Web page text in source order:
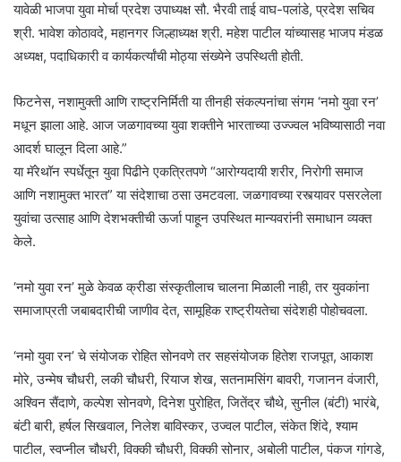
यावेळी भाजपा युवा मोर्चा प्रदेश उपाध्यक्ष सौ. भैरवी ताई वाघ-पलांडे, प्रदेश सचिव
श्री. भावेश कोठावदे, महानगर जिल्हाध्यक्ष श्री. महेश पाटील यांच्यासह भाजप मंडळ
अध्यक्ष, पदाधिकारी व कार्यकर्त्यांची मोठ्या संख्येने उपस्थिती होती.
फिटनेस, नशामुक्ती आणि राष्ट्रनिर्मिती या तीनही संकल्पनांचा संगम ‘नमो युवा रन’
मधून झाला आहे. आज जळगावच्या युवा शक्तीने भारताच्या उज्ज्वल भविष्यासाठी नवा
आदर्श घालून दिला आहे.”
या मॅरेथॉन स्पर्धेतून युवा पिढीने एकत्रितपणे “आरोग्यदायी शरीर, निरोगी समाज
आणि नशामुक्त भारत” या संदेशाचा ठसा उमटवला. जळगावच्या रस्त्यावर पसरलेला
युवांचा उत्साह आणि देशभक्तीची ऊर्जा पाहून उपस्थित मान्यवरांनी समाधान व्यक्त
केले.
‘नमो युवा रन’ मुळे केवळ क्रीडा संस्कृतीलाच चालना मिळाली नाही, तर युवकांना
समाजाप्रती जबाबदारीची जाणीव देत, सामूहिक राष्ट्रीयतेचा संदेशही पोहोचवला.
‘नमो युवा रन’ चे संयोजक रोहित सोनवणे तर सहसंयोजक हितेश राजपूत, आकाश
मोरे, उन्मेष चौधरी, लकी चौधरी, रियाज शेख, सतनामसिंग बावरी, गजानन वंजारी,
अश्विन सैंदाणे, कल्पेश सोनवणे, दिनेश पुरोहित, जितेंद्र चौथे, सुनील (बंटी) भारंबे,
बंटी बारी, हर्षल सिखवाल, निलेश बाविस्कर, उज्वल पाटील, संकेत शिंदे, श्याम
पाटील, स्वप्नील चौधरी, विक्की चौधरी, विक्की सोनार, अबोली पाटील, पंकज गांगडे,